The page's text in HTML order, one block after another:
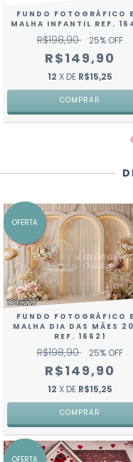
FUNDO FOTOGRÁFICO
MALHA INFANTIL REF.
R$198,90 25% OFF
R$149,90
12 X DE R$15,25
COMPRAR
OFERTA
FUNDO FOTOGRÁFICO
MALHA DIA DAS MÃES
REF. 16621
R$198,90 25% OFF
R$149,90
12 X DE R$15,25
COMPRAR
OFERTA